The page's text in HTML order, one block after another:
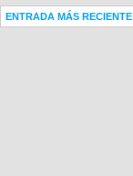
ENTRADA MÁS RECIENTE